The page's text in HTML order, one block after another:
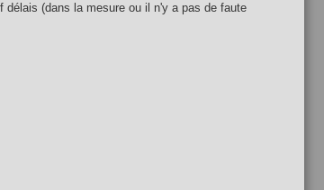
(dans la mesure ou il n'y a pas de faute